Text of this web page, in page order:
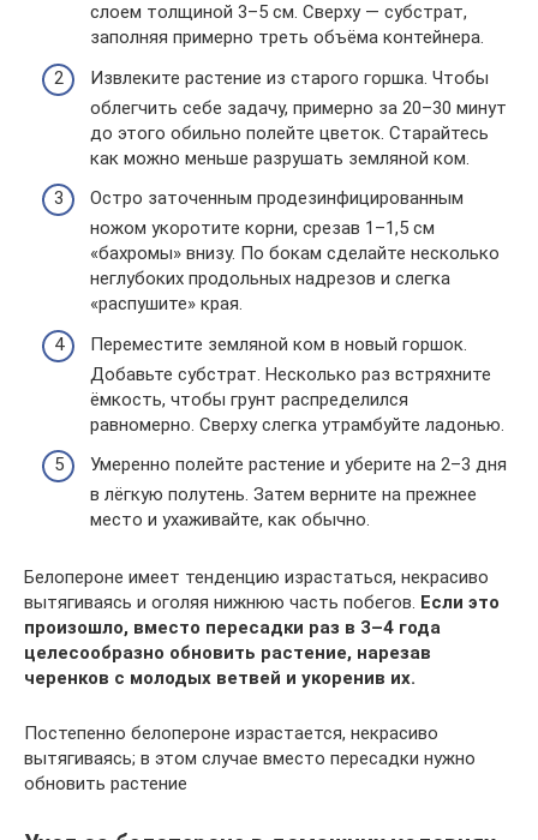
слоем толщиной 3–5 см. Сверху — субстрат,
заполняя примерно треть объёма контейнера.
Извлеките растение из старого горшка. Чтобы
облегчить себе задачу, примерно за 20–30 минут
до этого обильно полейте цветок. Старайтесь
как можно меньше разрушать земляной ком.
Остро заточенным продезинфицированным
ножом укоротите корни, срезав 1–1,5 см
«бахромы» внизу. По бокам сделайте несколько
неглубоких продольных надрезов и слегка
«распушите» края.
Переместите земляной ком в новый горшок.
Добавьте субстрат. Несколько раз встряхните
ёмкость, чтобы грунт распределился
равномерно. Сверху слегка утрамбуйте ладонью.
Умеренно полейте растение и уберите на 2–3 дня
в лёгкую полутень. Затем верните на прежнее
место и ухаживайте, как обычно.
Белопероне имеет тенденцию израстаться, некрасиво
вытягиваясь и оголяя нижнюю часть побегов. Если это
произошло, вместо пересадки раз в 3–4 года
целесообразно обновить растение, нарезав
черенков с молодых ветвей и укоренив их.
Постепенно белопероне израстается, некрасиво
вытягиваясь; в этом случае вместо пересадки нужно
обновить растение